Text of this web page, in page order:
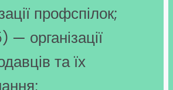
профспілок;
організації
та їх